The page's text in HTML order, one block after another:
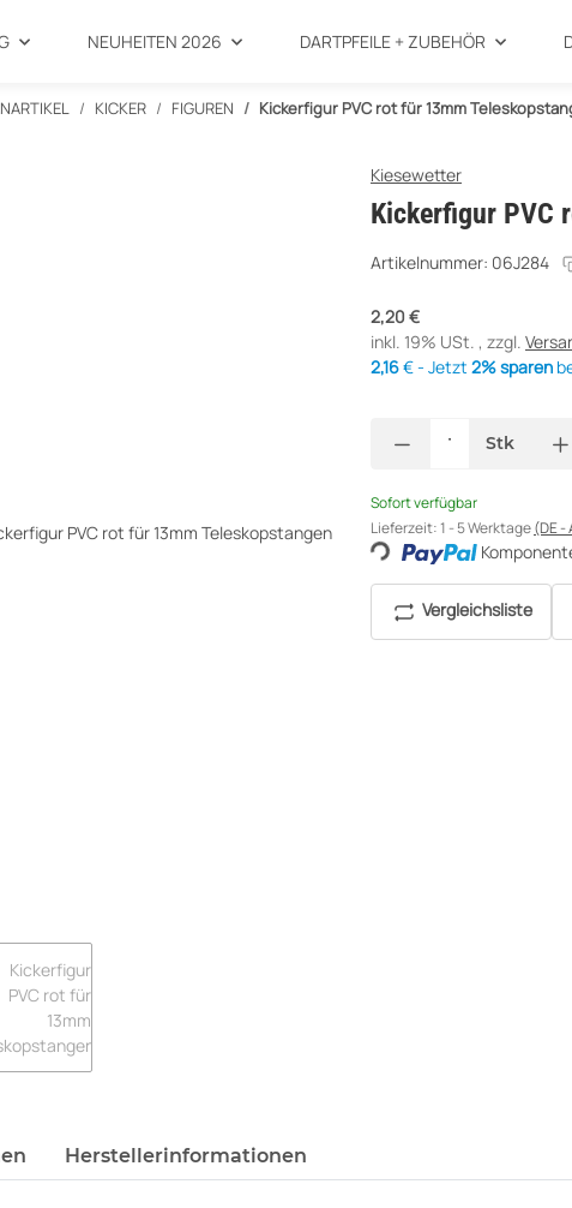
NEUHEITEN 2026 DARTPFEILE + ZUBEHÖR
KICKER FIGUREN Kickerfigur PVC rot für 13mm
Kiesewetter
Kickerfigur PVC
Artikelnummer: 06J284
2,20 €
inkl. 19% USt. , zzgl.
2,16€ - Jetzt 2% sparen
Stk
Sofort verfügbar
Lieferzeit:1 - 5 Werktage(DE
Loading...
Vergleichsliste
Herstellerinformationen